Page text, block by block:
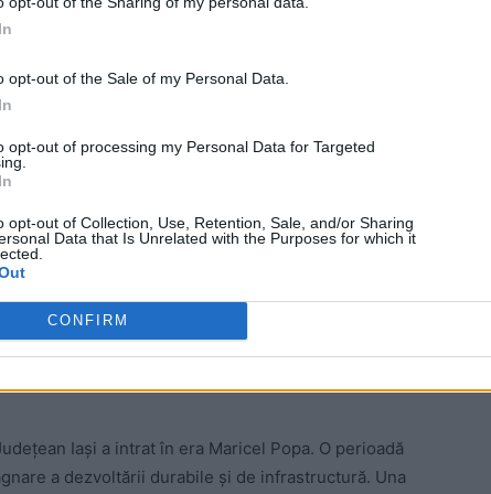
opt-out of the Sale of my Personal Data.
opt-out of processing my Personal Data for Targeted
opt-out of Collection, Use, Retention, Sale, and/or Sharing
Data that Is Unrelated with the Purposes for which it
CONFIRM
umflat cu 87,72%.
umflat cu 58%.
un calcul matematic sau ținând cont
cont de interesele firmelor care
de casă ale PSD Iași”
Constantin Șerban.
Iași a intrat în era Maricel Popa. O perioadă
a dezvoltării durabile și de infrastructură. Una